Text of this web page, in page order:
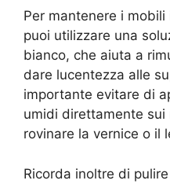
Per mantenere i
puoi utilizzare una
bianco, che aiuta a
dare lucentezza alle
importante evitare di
umidi direttamente
rovinare la vernice o il
Ricorda inoltre di